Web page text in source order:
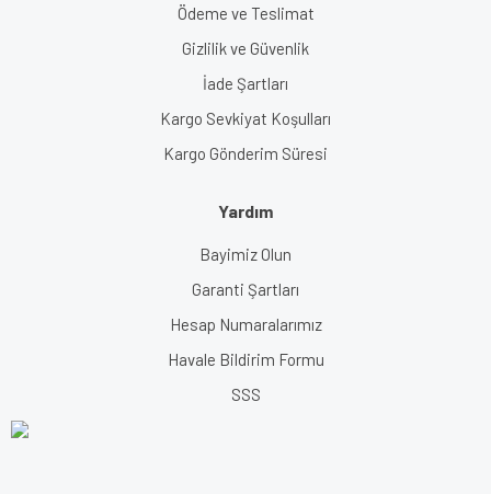
Ödeme ve Teslimat
Gizlilik ve Güvenlik
İade Şartları
Kargo Sevkiyat Koşulları
Kargo Gönderim Süresi
Yardım
Bayimiz Olun
Garanti Şartları
Hesap Numaralarımız
Havale Bildirim Formu
SSS